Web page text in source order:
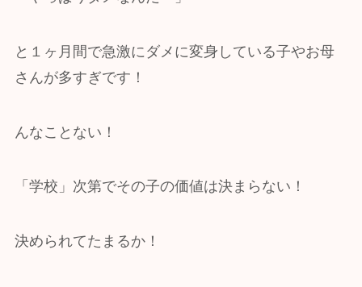
と１ヶ月間で急激にダメに変身している子やお母
さんが多すぎです！
んなことない！
「学校」次第でその子の価値は決まらない！
決められてたまるか！